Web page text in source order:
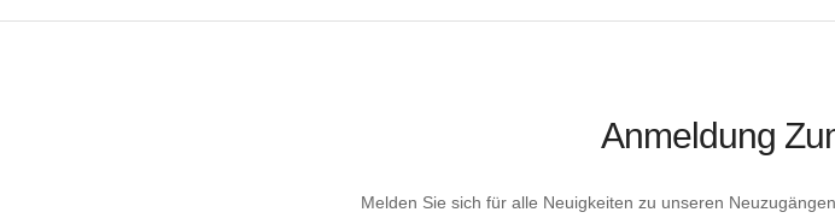
Anmeldung
Melden Sie sich für alle Neuigkeiten zu unseren